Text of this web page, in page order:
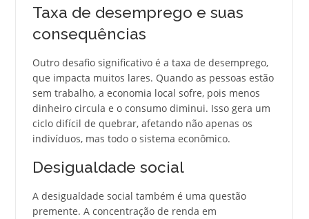
Taxa de desemprego e suas
consequências
Outro desafio significativo é a taxa de desemprego,
que impacta muitos lares. Quando as pessoas estão
sem trabalho, a economia local sofre, pois menos
dinheiro circula e o consumo diminui. Isso gera um
ciclo difícil de quebrar, afetando não apenas os
indivíduos, mas todo o sistema econômico.
Desigualdade social
A desigualdade social também é uma questão
premente. A concentração de renda em